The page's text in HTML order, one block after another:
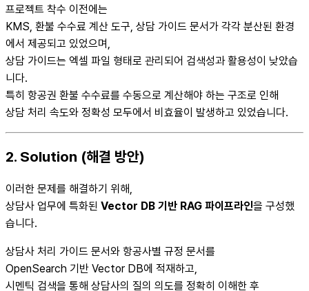
프로젝트 착수 이전에는
KMS, 환불 수수료 계산 도구, 상담 가이드 문서가 각각 분산된 환경
에서 제공되고 있었으며,
상담 가이드는 엑셀 파일 형태로 관리되어 검색성과 활용성이 낮았습
니다.
특히 항공권 환불 수수료를 수동으로 계산해야 하는 구조로 인해
상담 처리 속도와 정확성 모두에서 비효율이 발생하고 있었습니다.
2. Solution (해결 방안)
이러한 문제를 해결하기 위해,
상담사 업무에 특화된 Vector DB 기반 RAG 파이프라인을 구성했
습니다.
상담사 처리 가이드 문서와 항공사별 규정 문서를
OpenSearch 기반 Vector DB에 적재하고,
시멘틱 검색을 통해 상담사의 질의 의도를 정확히 이해한 후